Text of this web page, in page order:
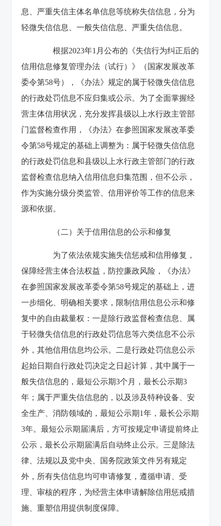
息、严重失信主体名单信息等统称失信信息，分为
轻微失信信息、一般失信信息、严重失信信息。
根据2023年1月公布的《失信行为纠正后的
信用信息修复管理办法（试行）》（国家发展改革
委令第58号），《办法》规定的属于轻微失信信息
的行政处罚信息不应归集或公示。为了全面掌握经
营主体信用状况，充分发挥县级以上水行政主管部
门监督检查作用，《办法》在参照国家发展改革委
令第58号规定的基础上调整为：属于轻微失信信息
的行政处罚信息和县级以上水行政主管部门的行政
监督检查信息纳入信用信息归集范围，但不公示，
作为实施分级分类监管、信用评价等工作的信息来
源和依据。
（二）关于信用信息的公示和修复
为了依法依规实施失信惩戒和信用修复，
保障经营主体合法权益，防控廉政风险，《办法》
在参照国家发展改革委令第58号规定的基础上，进
一步细化、明确相关要求，限制信用信息公示和修
复中的自由裁量权：一是除行政监督检查信息、属
于轻微失信信息的行政处罚信息等六类信息不公示
外，其他信用信息均公示。二是行政处罚信息公示
起始日期自行政处罚决定之日起计算，其中属于一
般失信信息的，最短公示期3个月，最长公示期3
年；属于严重失信信息的，以及涉及特种设备、安
全生产、消防领域的，最短公示期1年，最长公示期
3年。最短公示期届满后，方可按规定申请提前终止
公示，最长公示期届满后自动终止公示。三是除法
律、法规以及党中央、国务院政策文件另有规定
外，所有失信信息均可申请修复，遵循申请、受
理、审核的程序，为经营主体申请解除信用惩戒措
施、重塑信用提供制度保障。